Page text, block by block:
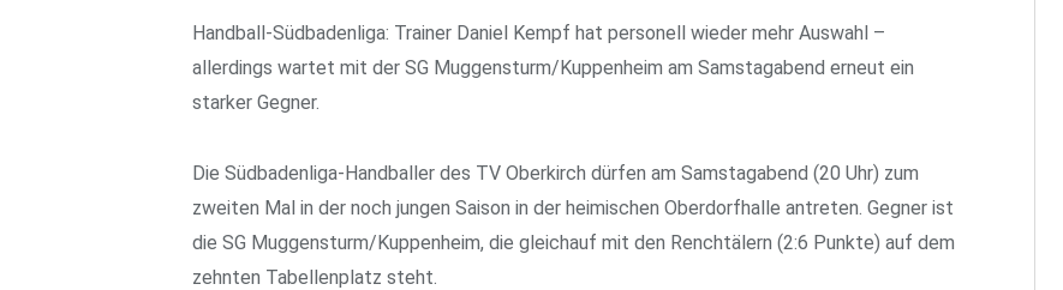
Handball-Südbadenliga: Trainer Daniel Kempf hat personell wieder mehr Auswahl –
allerdings wartet mit der SG Muggensturm/Kuppenheim am Samstagabend erneut ein
starker Gegner.
Die Südbadenliga-Handballer des TV Oberkirch dürfen am Samstagabend (20 Uhr) zum
zweiten Mal in der noch jungen Saison in der heimischen Oberdorfhalle antreten. Gegner ist
die SG Muggensturm/Kuppenheim, die gleichauf mit den Renchtälern (2:6 Punkte) auf dem
zehnten Tabellenplatz steht.